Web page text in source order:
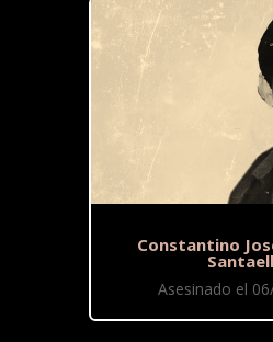
Constantino
Asesinado el